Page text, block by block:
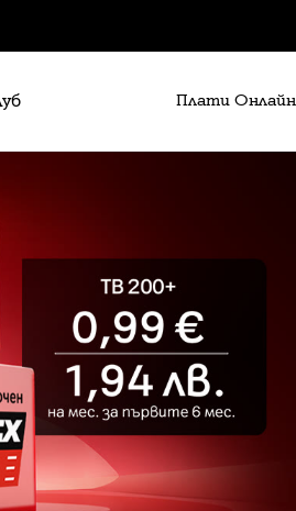
Плати Oнлайн